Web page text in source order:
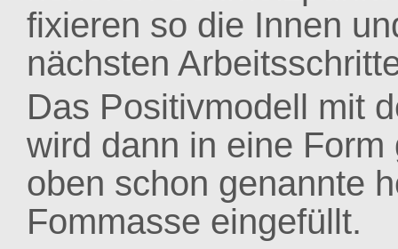
fixieren so die Innen
nächsten
Das Positivmodell mit
wird dann in eine
oben schon genannte
Fommasse eingefüllt.